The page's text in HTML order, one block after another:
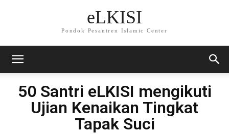
eLKISI
Pondok Pesantren Islamic Center
50 Santri eLKISI mengikuti
Ujian Kenaikan Tingkat
Tapak Suci